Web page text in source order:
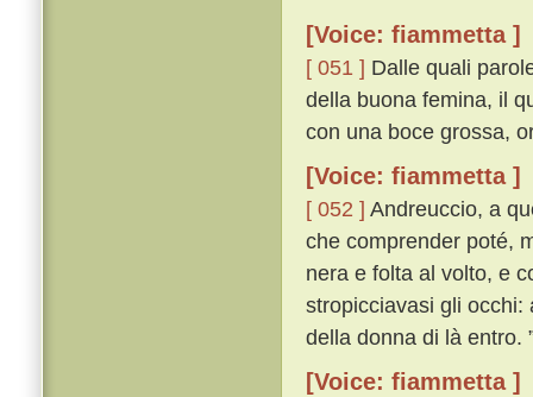
[Voice: fiammetta ]
[ 051 ] Dalle quali
della buona femina, il
con una boce grossa,
[Voice: fiammetta ]
[ 052 ] Andreuccio, a
che comprender poté,
nera e folta al volto, e
stropicciavasi gli occhi:
della donna di là entro.
[Voice: fiammetta ]